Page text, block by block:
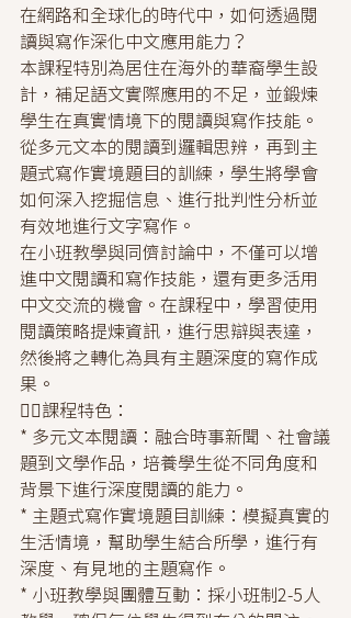
在網路和全球化的時代中，如何透過閱
讀與寫作深化中文應用能力？
本課程特別為居住在海外的華裔學生設
計，補足語文實際應用的不足，並鍛煉
學生在真實情境下的閱讀與寫作技能。
從多元文本的閱讀到邏輯思辨，再到主
題式寫作實境題目的訓練，學生將學會
如何深入挖掘信息、進行批判性分析並
有效地進行文字寫作。
在小班教學與同儕討論中，不僅可以增
進中文閱讀和寫作技能，還有更多活用
中文交流的機會。在課程中，學習使用
閱讀策略提煉資訊，進行思辯與表達，
然後將之轉化為具有主題深度的寫作成
果。
✍🏻課程特色：
* 多元文本閱讀：融合時事新聞、社會議
題到文學作品，培養學生從不同角度和
背景下進行深度閱讀的能力。
* 主題式寫作實境題目訓練：模擬真實的
生活情境，幫助學生結合所學，進行有
深度、有見地的主題寫作。
* 小班教學與團體互動：採小班制2-5人